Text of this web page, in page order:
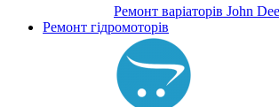
Ремонт варіаторів John
Ремонт гідромоторів